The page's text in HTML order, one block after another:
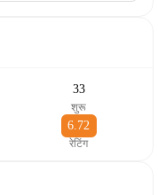
33
शुरू
6.72
रेटिंग